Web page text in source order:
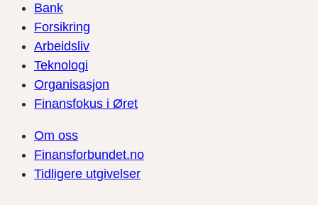
Bank
Forsikring
Arbeidsliv
Teknologi
Organisasjon
Finansfokus i Øret
Om oss
Finansforbundet.no
Tidligere utgivelser